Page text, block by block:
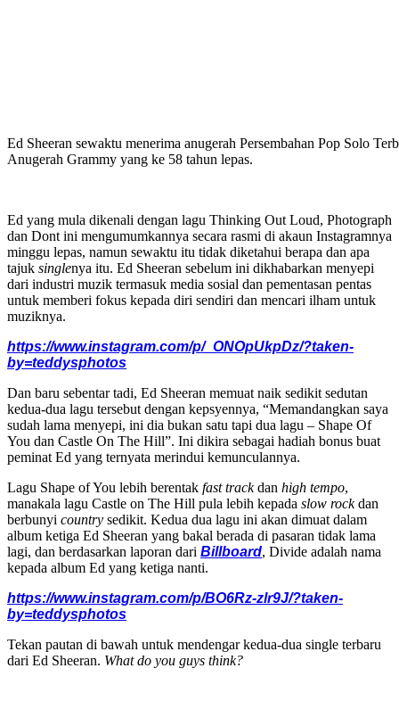
Ed Sheeran sewaktu menerima anugerah Persembahan Pop Solo
Anugerah Grammy yang ke 58 tahun lepas.
Ed yang mula dikenali dengan lagu Thinking Out Loud, Photograph
dan Dont ini mengumumkannya secara rasmi di akaun Instagramnya
minggu lepas, namun sewaktu itu tidak diketahui berapa dan apa
tajuk singlenya itu. Ed Sheeran sebelum ini dikhabarkan menyepi
dari industri muzik termasuk media sosial dan pementasan pentas
untuk memberi fokus kepada diri sendiri dan mencari ilham untuk
muziknya.
https://www.instagram.com/p/_ONOpUkpDz/?taken-
by=teddysphotos
Dan baru sebentar tadi, Ed Sheeran memuat naik sedikit sedutan
kedua-dua lagu tersebut dengan kepsyennya, “Memandangkan saya
sudah lama menyepi, ini dia bukan satu tapi dua lagu – Shape Of
You dan Castle On The Hill”. Ini dikira sebagai hadiah bonus buat
peminat Ed yang ternyata merindui kemunculannya.
Lagu Shape of You lebih berentak fast trackdan high tempo,
manakala lagu Castle on The Hill pula lebih kepada slow rockdan
berbunyi country sedikit. Kedua dua lagu ini akan dimuat dalam
album ketiga Ed Sheeran yang bakal berada di pasaran tidak lama
lagi, dan berdasarkan laporan dari Billboard, Divide adalah nama
kepada album Ed yang ketiga nanti.
https://www.instagram.com/p/BO6Rz-zlr9J/?taken-
by=teddysphotos
Tekan pautan di bawah untuk mendengar kedua-dua single terbaru
dari Ed Sheeran. What do you guys think?